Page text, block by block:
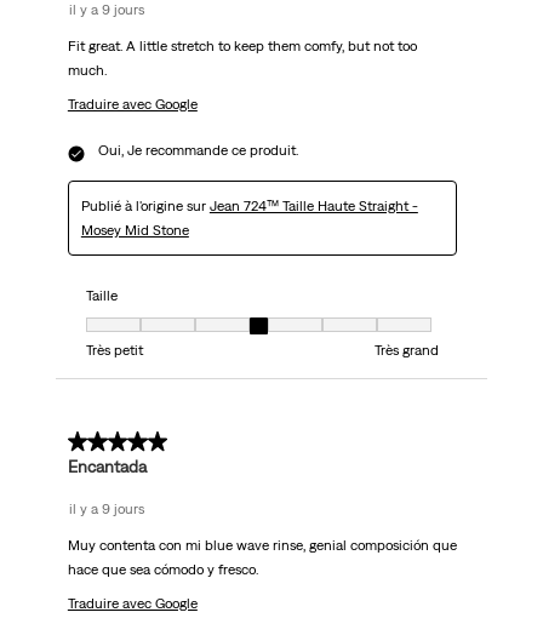
il y a 9 jours
Fit great. A little stretch to keep them comfy, but not too
much.
Traduire avec Google
Oui, Je recommande ce produit.
Publié à l'origine sur Jean 724™ Taille Haute Straight -
Mosey Mid Stone
Taille
Taille, 4 sur 7, où 1 est égal à Très petit et 7 est égal à Très grand
Très petit
Très grand
5 sur 5 étoiles.
Encantada
il y a 9 jours
Muy contenta con mi blue wave rinse, genial composición que
hace que sea cómodo y fresco.
Traduire avec Google